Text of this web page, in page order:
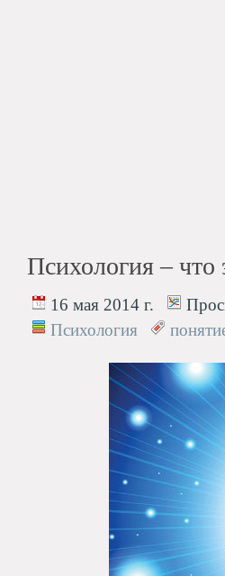
Психология – что
16 мая 2014 г.
Психология